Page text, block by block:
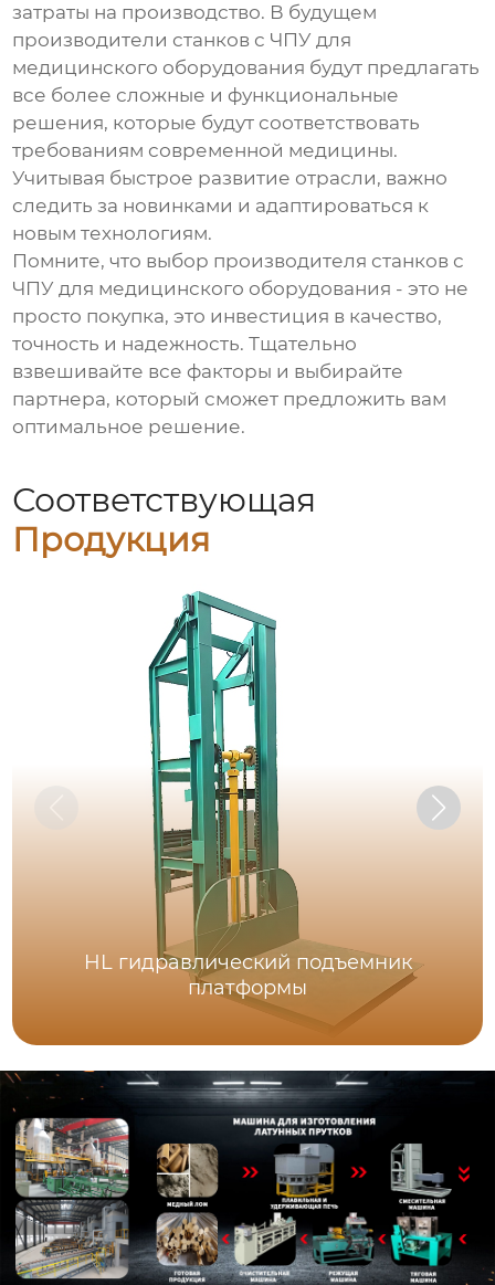
затраты на производство. В будущем
производители станков с ЧПУ для
медицинского оборудования будут предлагать
все более сложные и функциональные
решения, которые будут соответствовать
требованиям современной медицины.
Учитывая быстрое развитие отрасли, важно
следить за новинками и адаптироваться к
новым технологиям.
Помните, что выбор производителя станков с
ЧПУ для медицинского оборудования - это не
просто покупка, это инвестиция в качество,
точность и надежность. Тщательно
взвешивайте все факторы и выбирайте
партнера, который сможет предложить вам
оптимальное решение.
Соответствующая
Продукция
HL гидравлический подъемник
платформы